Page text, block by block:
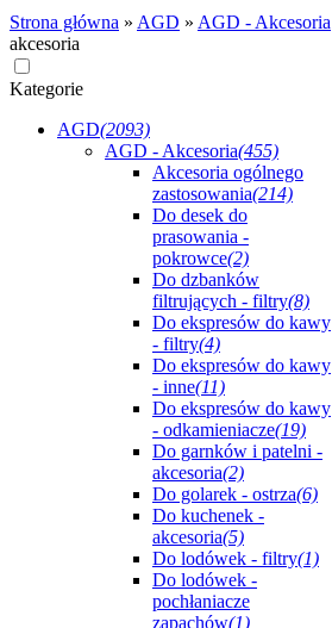
Strona główna » AGD » AGD - Akcesoria
akcesoria
Kategorie
AGD(2093)
AGD - Akcesoria(455)
Akcesoria ogólnego
zastosowania(214)
Do desek do
prasowania -
pokrowce(2)
Do dzbanków
filtrujących - filtry(8)
Do ekspresów do kawy
- filtry(4)
Do ekspresów do kawy
- inne(11)
Do ekspresów do kawy
- odkamieniacze(19)
Do garnków i patelni -
akcesoria(2)
Do golarek - ostrza(6)
Do kuchenek -
akcesoria(5)
Do lodówek - filtry(1)
Do lodówek -
pochłaniacze
zapachów(1)